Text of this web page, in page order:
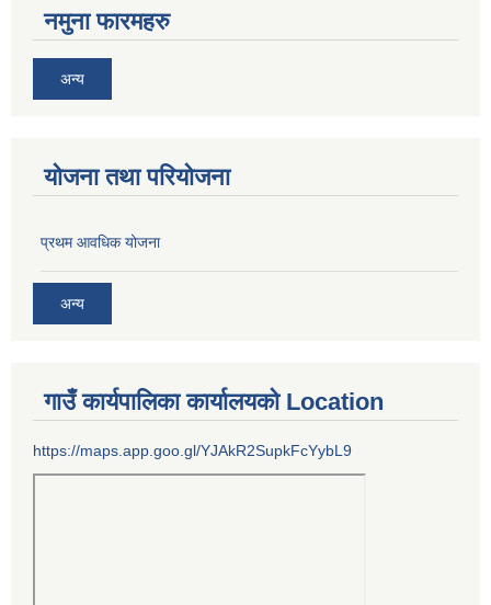
नमुना फारमहरु
अन्य
योजना तथा परियोजना
प्रथम आवधिक योजना
अन्य
गाउँ कार्यपालिका कार्यालयको Location
https://maps.app.goo.gl/YJAkR2SupkFcYybL9